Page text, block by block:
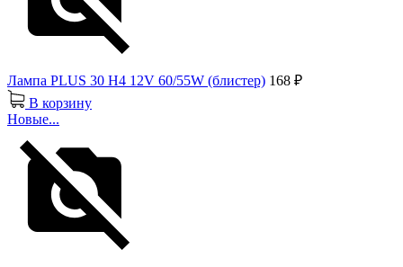
Лампа PLUS 30 H4 12V 60/55W (блистер) 168 ₽
В корзину
Новые...